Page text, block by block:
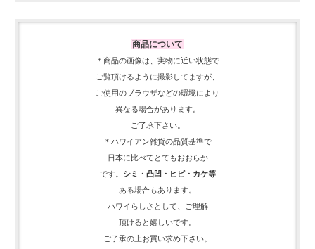
商品について
＊商品の画像は、実物に近い状態で
ご覧頂けるように撮影してますが、
ご使用のブラウザなどの環境により
異なる場合があります。
ご了承下さい。
＊ハワイアン雑貨の品質基準で
日本に比べてとてもおおらか
です。
シミ・凸凹・ヒビ・カケ等
ある場合もあります。
ハワイらしさとして、
ご理解
頂ける と嬉しいです。
ご了承の上お買い求め下さい。